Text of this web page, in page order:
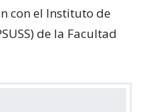
con el Instituto de
de la Facultad